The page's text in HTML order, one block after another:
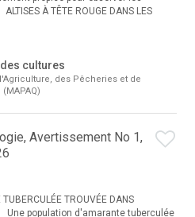
À TÊTE ROUGE DANS LES
cultures
des Pêcheries et de
Avertissement No 1,
TUBERCULÉE TROUVÉE DANS
Une population d'amarante tuberculée